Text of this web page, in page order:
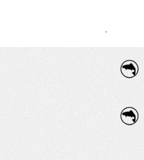
.